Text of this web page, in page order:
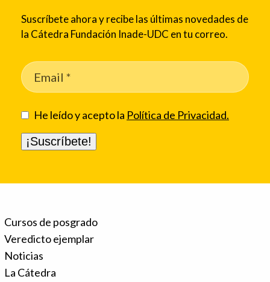
Suscríbete ahora y recibe las últimas novedades de
la Cátedra Fundación Inade-UDC en tu correo.
He leído y acepto la Política de Privacidad.
Cursos de posgrado
Veredicto ejemplar
Noticias
La Cátedra